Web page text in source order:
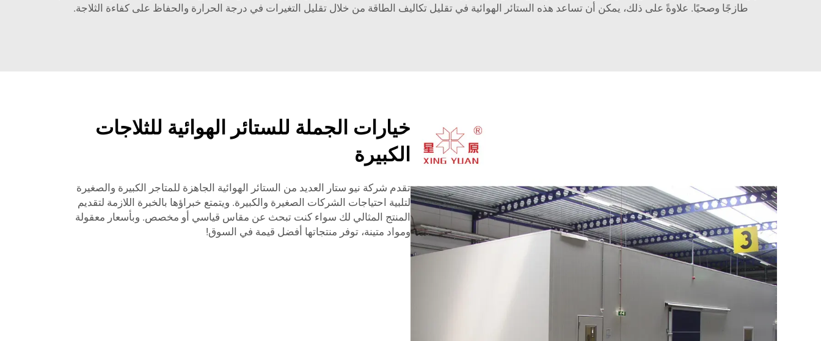
طازجًا وصحيًا. علاوةً على ذلك، يمكن أن تساعد هذه الستائر الهوائية في تقليل تكاليف الطاقة من خلال تقليل التغيرات في درجة الحرارة والحفاظ على كفاءة الثلاجة.
خيارات الجملة للستائر الهوائية للثلاجات
الكبيرة
تقدم شركة نيو ستار العديد من الستائر الهوائية الجاهزة للمتاجر الكبيرة والصغيرة
لتلبية احتياجات الشركات الصغيرة والكبيرة. ويتمتع خبراؤها بالخبرة اللازمة لتقديم
المنتج المثالي لك سواء كنت تبحث عن مقاس قياسي أو مخصص. وبأسعار معقولة
ومواد متينة، توفر منتجاتها أفضل قيمة في السوق!